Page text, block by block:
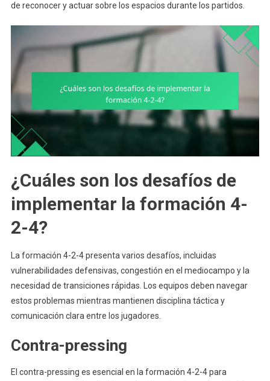
de reconocer y actuar sobre los espacios durante los partidos.
¿Cuáles son los desafíos de
implementar la formación 4-
2-4?
La formación 4-2-4 presenta varios desafíos, incluidas
vulnerabilidades defensivas, congestión en el mediocampo y la
necesidad de transiciones rápidas. Los equipos deben navegar
estos problemas mientras mantienen disciplina táctica y
comunicación clara entre los jugadores.
Contra-pressing
El contra-pressing es esencial en la formación 4-2-4 para